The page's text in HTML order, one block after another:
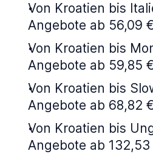
Von Kroatien bis
Angebote ab 56,09
Von Kroatien bis
Angebote ab 59,85
Von Kroatien bis
Angebote ab 68,82
Von Kroatien bis
Angebote ab 132,53